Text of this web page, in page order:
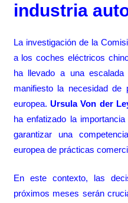
industria
La investigación de la
a los coches eléctricos
ha llevado a una
manifiesto la necesidad de
europea. Ursula Von der
ha enfatizado la
garantizar una
europea de prácticas
En este contexto, las
próximos meses serán